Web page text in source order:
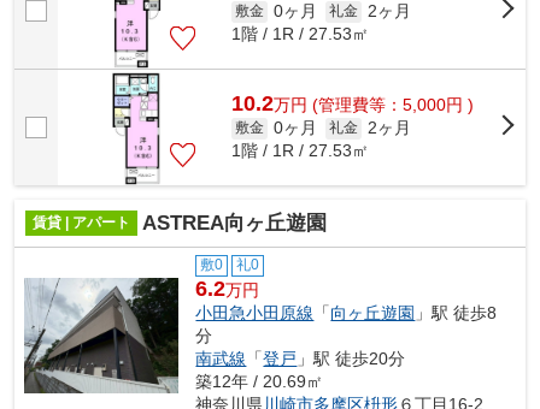
敷金 0ヶ月 礼金
2ヶ月
1階 / 1R / 27.53㎡
10.2万円 (管理費等：5,000円 )
敷金 0ヶ月 礼金
2ヶ月
1階 / 1R / 27.53㎡
賃貸 | アパート ASTREA向ヶ丘遊園
敷0 礼0
6.2万円
小田急小田原線 「向ヶ丘遊園 」駅 徒歩8
分
南武線 「登戸 」駅 徒歩20分
築12年 / 20.69㎡
神奈川県川崎市多摩区枡形６丁目16-2